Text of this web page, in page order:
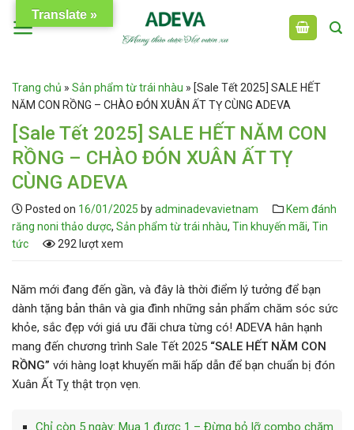
Trang chủ » Sản phẩm từ trái nhàu » [Sale Tết 2025] SALE HẾT
NĂM CON RỒNG – CHÀO ĐÓN XUÂN ẤT TỴ CÙNG ADEVA
[Sale Tết 2025] SALE HẾT NĂM CON
RỒNG – CHÀO ĐÓN XUÂN ẤT TỴ
CÙNG ADEVA
Posted on 16/01/2025 byadminadevavietnam
Kem đánh
răng noni thảo dược, Sản phẩm từ trái nhàu, Tin khuyến mãi, Tin
tức
292 lượt xem
Năm mới đang đến gần, và đây là thời điểm lý tưởng để bạn
dành tặng bản thân và gia đình những sản phẩm chăm sóc sức
khỏe, sắc đẹp với giá ưu đãi chưa từng có! ADEVA hân hạnh
mang đến chương trình Sale Tết 2025 “SALE HẾT NĂM CON
RỒNG” với hàng loạt khuyến mãi hấp dẫn để bạn chuẩn bị đón
Xuân Ất Tỵ thật trọn vẹn.
Chỉ còn 5 ngày: Mua 1 được 1 – Đừng bỏ lỡ combo chăm
Translate »